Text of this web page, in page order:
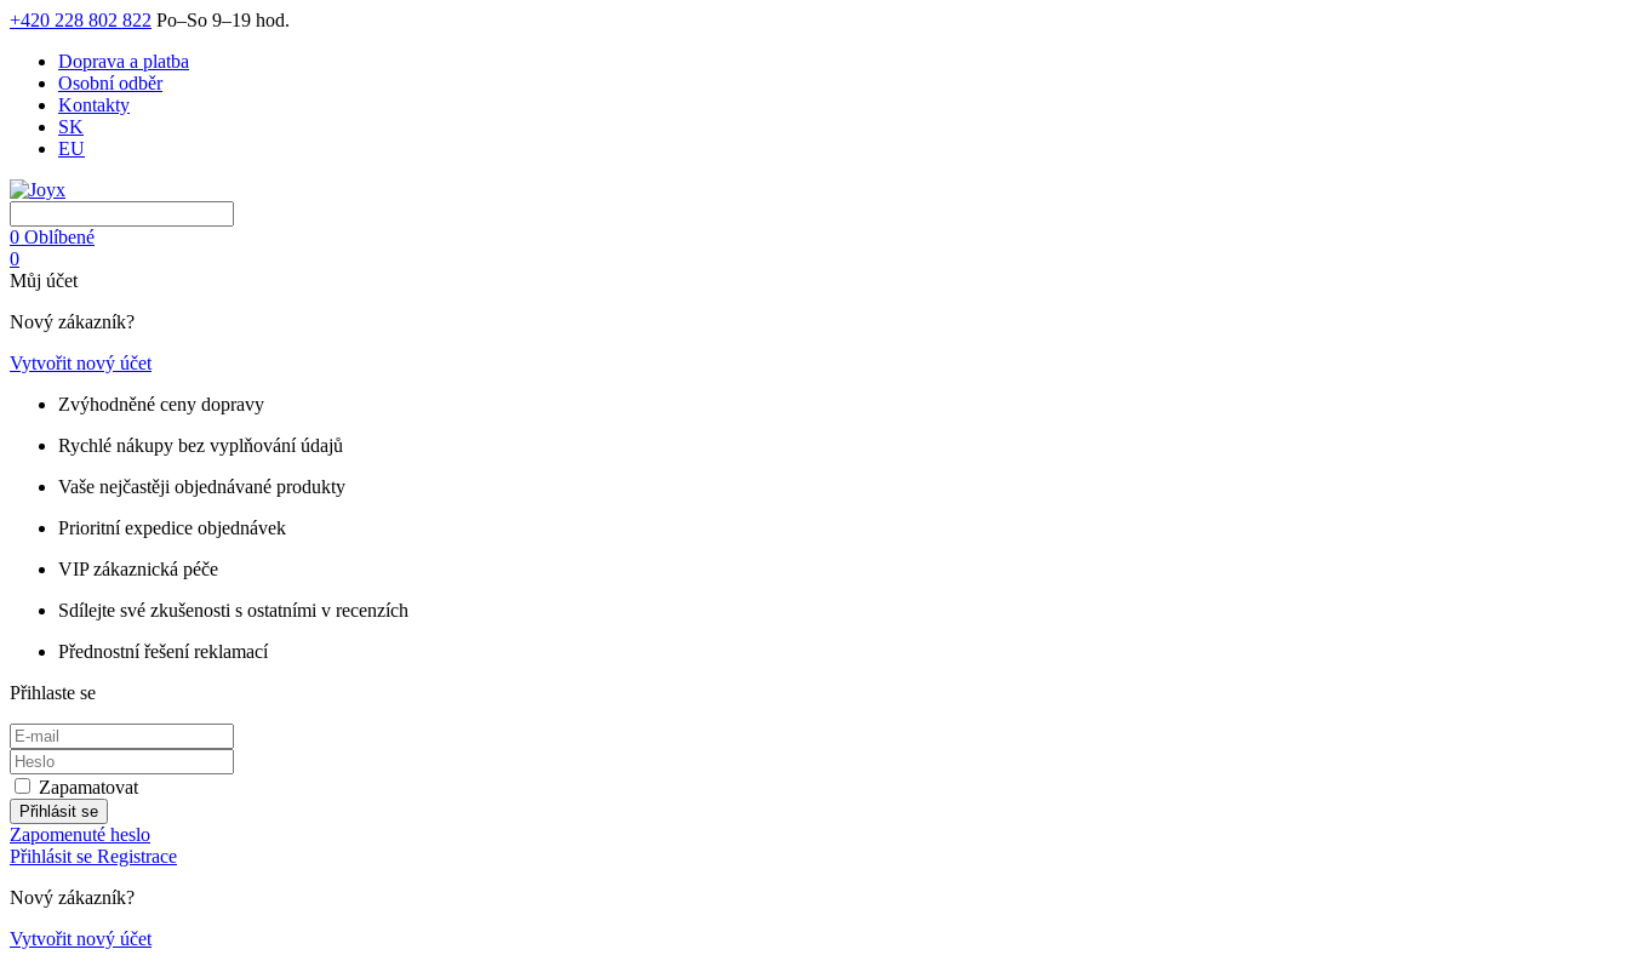
+420 228 802 822 Po–So 9–19 hod.
Doprava a platba
Osobní odběr
Kontakty
SK
EU
0 Oblíbené
0
Můj účet
Nový zákazník?
Vytvořit nový účet
Zvýhodněné ceny dopravy
Rychlé nákupy bez vyplňování údajů
Vaše nejčastěji objednávané produkty
Prioritní expedice objednávek
VIP zákaznická péče
Sdílejte své zkušenosti s ostatními v recenzích
Přednostní řešení reklamací
Přihlaste se
Zapamatovat
Přihlásit se
Zapomenuté heslo
Přihlásit se Registrace
Nový zákazník?
Vytvořit nový účet